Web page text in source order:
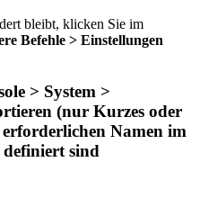
bleibt, klicken Sie im
Befehle > Einstellungen
> System >
(nur Kurzes oder
Namen im
sind